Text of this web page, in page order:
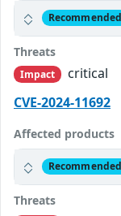
Recommended
Threats
Impact
critical
CVE-2024-11692
Affected products
Recommended
Threats